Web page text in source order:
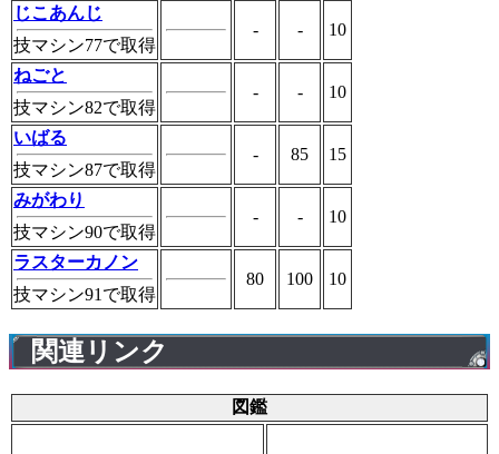
じこあんじ
技マシン77で取得
- - 10
ねごと
技マシン82で取得
- - 10
いばる
技マシン87で取得
- 85 15
みがわり
技マシン90で取得
- - 10
ラスターカノン
技マシン91で取得
80 100 10
関連リンク
図鑑